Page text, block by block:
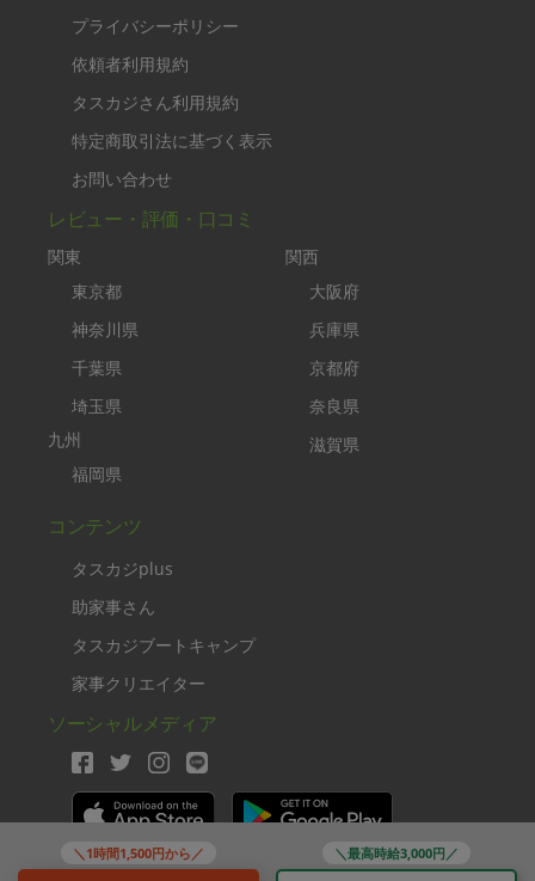
＼1時間1,500円から／ ＼最高時給3,000円／
プライバシーポリシー
依頼者利用規約
タスカジさん利用規約
特定商取引法に基づく表示
お問い合わせ
レビュー・評価・口コミ
関東
東京都
神奈川県
千葉県
埼玉県
九州
福岡県
関西
大阪府
兵庫県
京都府
奈良県
滋賀県
コンテンツ
タスカジplus
助家事さん
タスカジブートキャンプ
家事クリエイター
ソーシャルメディア